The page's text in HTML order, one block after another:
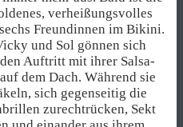
verheißungsvolles
Freundinnen im Bikini.
und Sol gönnen sich
Auftritt mit ihrer Salsa-
dem Dach. Während sie
sich gegenseitig die
zurechtrücken, Sekt